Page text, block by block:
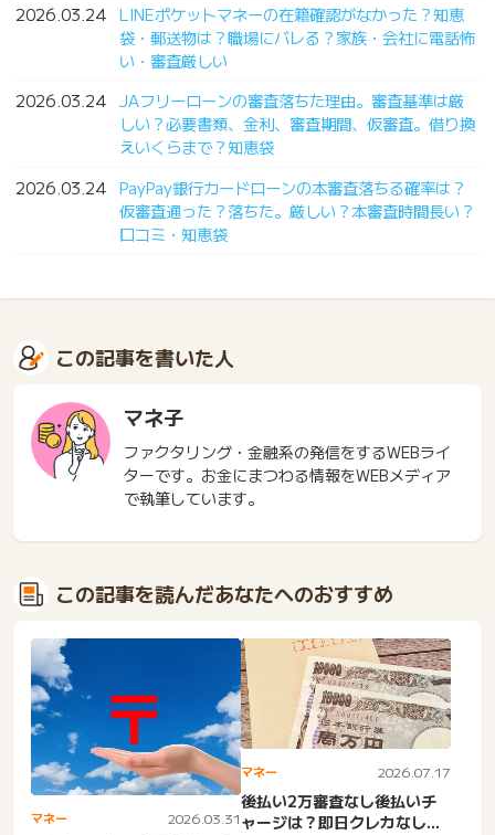
2026.03.24 LINEポケットマネーの在籍確認がなかった？知恵
袋・郵送物は？職場にバレる？家族・会社に電話怖
い・審査厳しい
2026.03.24 JAフリーローンの審査落ちた理由。審査基準は厳
しい？必要書類、金利、審査期間、仮審査。借り換
えいくらまで？知恵袋
2026.03.24 PayPay銀行カードローンの本審査落ちる確率は？
仮審査通った？落ちた。厳しい？本審査時間長い？
口コミ・知恵袋
この記事を書いた人
マネ子
ファクタリング・金融系の発信をするWEBライ
ターです。お金にまつわる情報をWEBメディア
で執筆しています。
この記事を読んだあなたへのおすすめ
マネー 2026.03.31
マネー 2026.07.17
後払い2万審査なし後払いチ
ャージは？即日クレカなし。